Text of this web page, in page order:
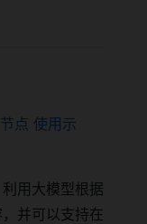
点 使用示
用大模型根据
并可以支持在